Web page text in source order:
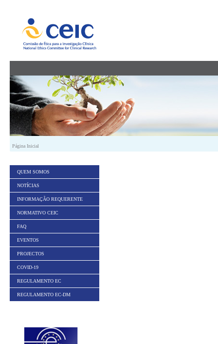
Página Inicial
QUEM SOMOS
NOTÍCIAS
INFORMAÇÃO REQUERENTE
NORMATIVO CEIC
FAQ
EVENTOS
PROJECTOS
COVID-19
REGULAMENTO EC
REGULAMENTO EC-DM